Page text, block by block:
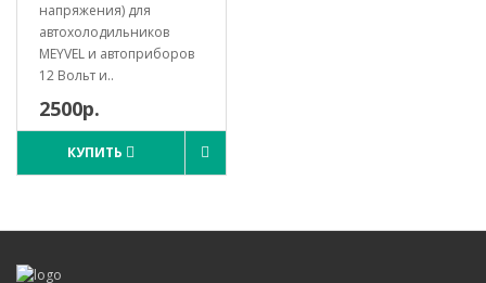
напряжения) для
автохолодильников
MEYVEL и автоприборов
12 Вольт и..
2500р.
КУПИТЬ